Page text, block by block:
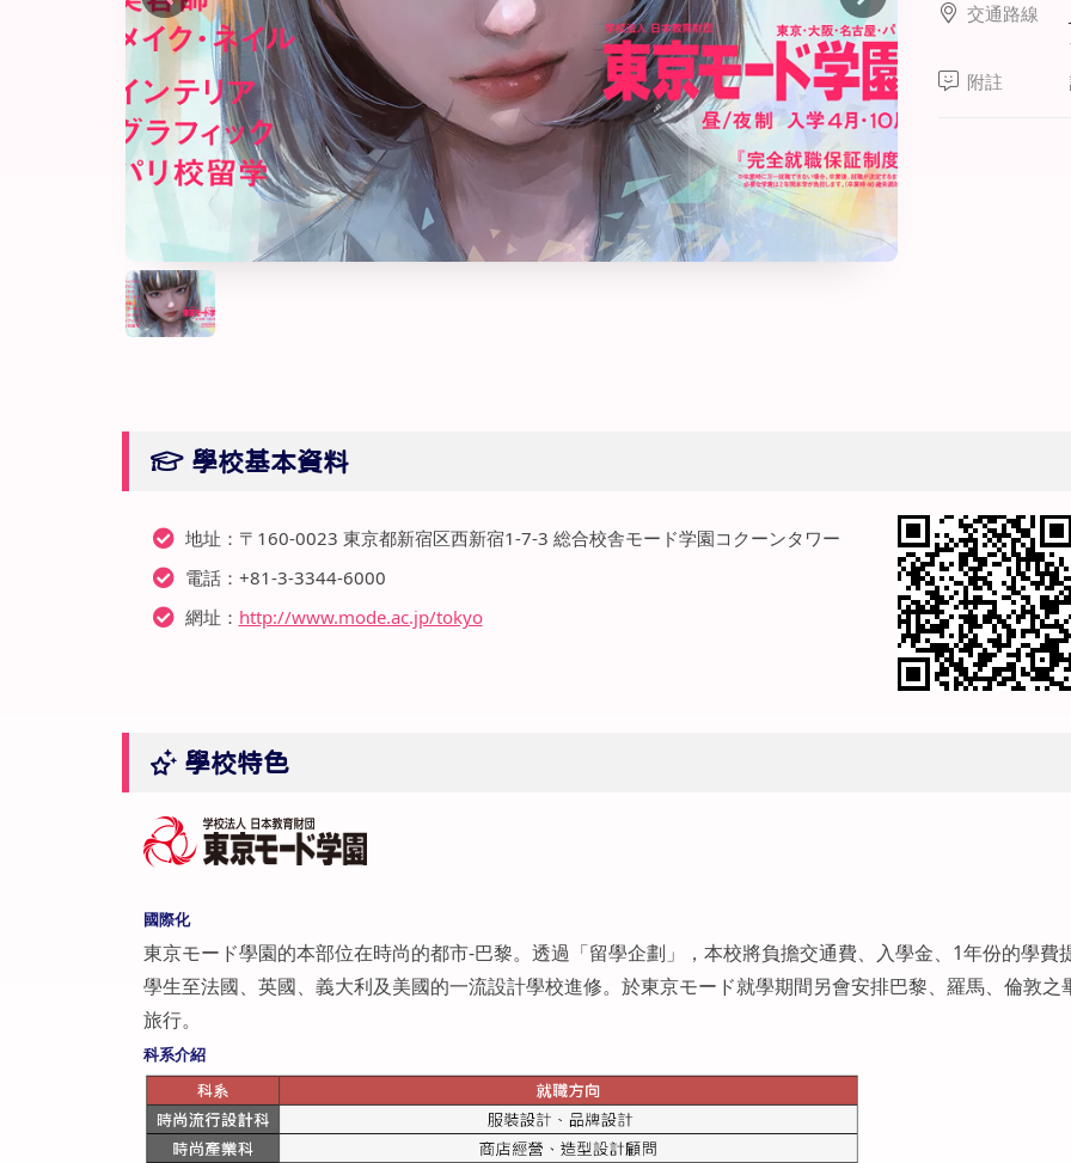
寒暑假遊學套裝課程
打工度假
交通路線
附註
學校基本資料
地址：〒160-0023 東京都新宿区西新宿1-7-3 総合校舎モード学園コクーンタワー
電話：+81-3-3344-6000
網址： http://www.mode.ac.jp/tokyo
學校特色
國際化
東京モード學園的本部位在時尚的都市-巴黎。透過「留學企劃」，本校將負擔交通費、入學金、1年份的學費
學生至法國、英國、義大利及美國的一流設計學校進修。於東京モード就學期間另會安排巴黎、羅馬、倫敦之
旅行。
科系介紹